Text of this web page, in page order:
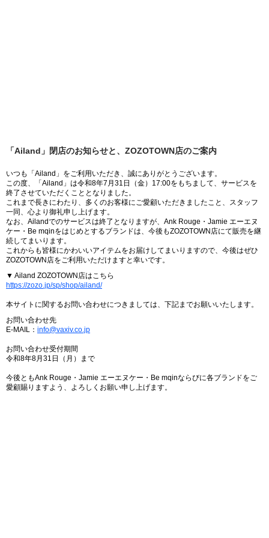
「Ailand」閉店のお知らせと、ZOZOTOWN店のご案内
いつも「Ailand」をご利用いただき、誠にありがとうございます。
この度、「Ailand」は令和8年7月31日（金）17:00をもちまして、サービスを
終了させていただくこととなりました。
これまで長きにわたり、多くのお客様にご愛顧いただきましたこと、スタッフ
一同、心より御礼申し上げます。
なお、Ailandでのサービスは終了となりますが、Ank Rouge・Jamie エーエヌ
ケー・Be mqinをはじめとするブランドは、今後もZOZOTOWN店にて販売を継
続してまいります。
これからも皆様にかわいいアイテムをお届けしてまいりますので、今後はぜひ
ZOZOTOWN店をご利用いただけますと幸いです。
▼ Ailand ZOZOTOWN店はこちら
https://zozo.jp/sp/shop/ailand/
本サイトに関するお問い合わせにつきましては、下記までお願いいたします。
お問い合わせ先
E-MAIL： info@vaxiv.co.jp
お問い合わせ受付期間
令和8年8月31日（月）まで
今後ともAnk Rouge・Jamie エーエヌケー・Be mqinならびに各ブランドをご
愛顧賜りますよう、よろしくお願い申し上げます。